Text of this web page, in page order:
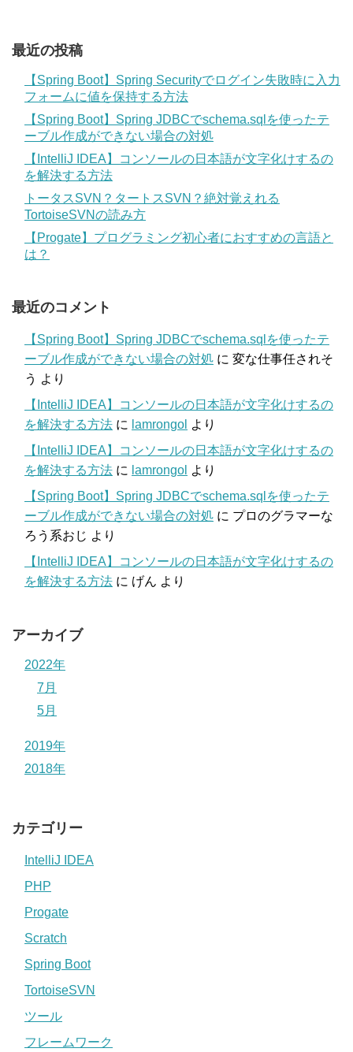
最近の投稿
【Spring Boot】Spring Securityでログイン失敗時に入力
フォームに値を保持する方法
【Spring Boot】Spring JDBCでschema.sqlを使ったテ
ーブル作成ができない場合の対処
【IntelliJ IDEA】コンソールの日本語が文字化けするの
を解決する方法
トータスSVN？タートスSVN？絶対覚えれる
TortoiseSVNの読み方
【Progate】プログラミング初心者におすすめの言語と
は？
最近のコメント
【Spring Boot】Spring JDBCでschema.sqlを使ったテ
ーブル作成ができない場合の対処 に 変な仕事任されそ
う より
【IntelliJ IDEA】コンソールの日本語が文字化けするの
を解決する方法 に lamrongol より
【IntelliJ IDEA】コンソールの日本語が文字化けするの
を解決する方法 に lamrongol より
【Spring Boot】Spring JDBCでschema.sqlを使ったテ
ーブル作成ができない場合の対処 に プロのグラマーな
ろう系おじ より
【IntelliJ IDEA】コンソールの日本語が文字化けするの
を解決する方法 に げん より
アーカイブ
2022年
7月
5月
2019年
2018年
カテゴリー
IntelliJ IDEA
PHP
Progate
Scratch
Spring Boot
TortoiseSVN
ツール
フレームワーク